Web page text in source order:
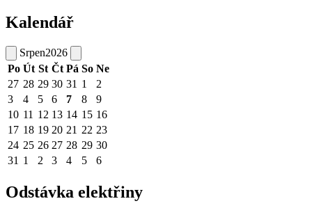
Kalendář
Srpen2026
Po Út St Čt Pá So Ne
27 28 29 30 31 1
2
3
4 5 6 7 8
9
10 11 12 13 14 15 16
17 18 19 20 21 22 23
24 25 26 27 28 29 30
31 1 2 3 4 5 6
Odstávka elektřiny